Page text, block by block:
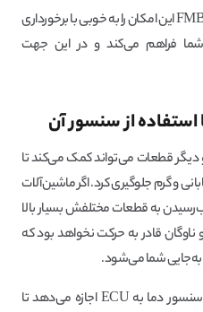
ردیاب ماشین‌آلات سنگین معدن FMB202 این امکان را به خوبی با برخورداری
شما فراهم می‌کند و در این جهت
استفاده از سنسور آن
دیگر قطعات می‌تواند کمک می‌کند تا
و گرم جلوگیری کرد. اگر ماشین‌آلات
به قطعات مختلفش بسیار بالا
قادر به حرکت نخواهد بود که
شما می‌شود.
این تجهیز با داشتن رابط برای اتصال سنسور دما به ECU اجازه می‌دهد تا